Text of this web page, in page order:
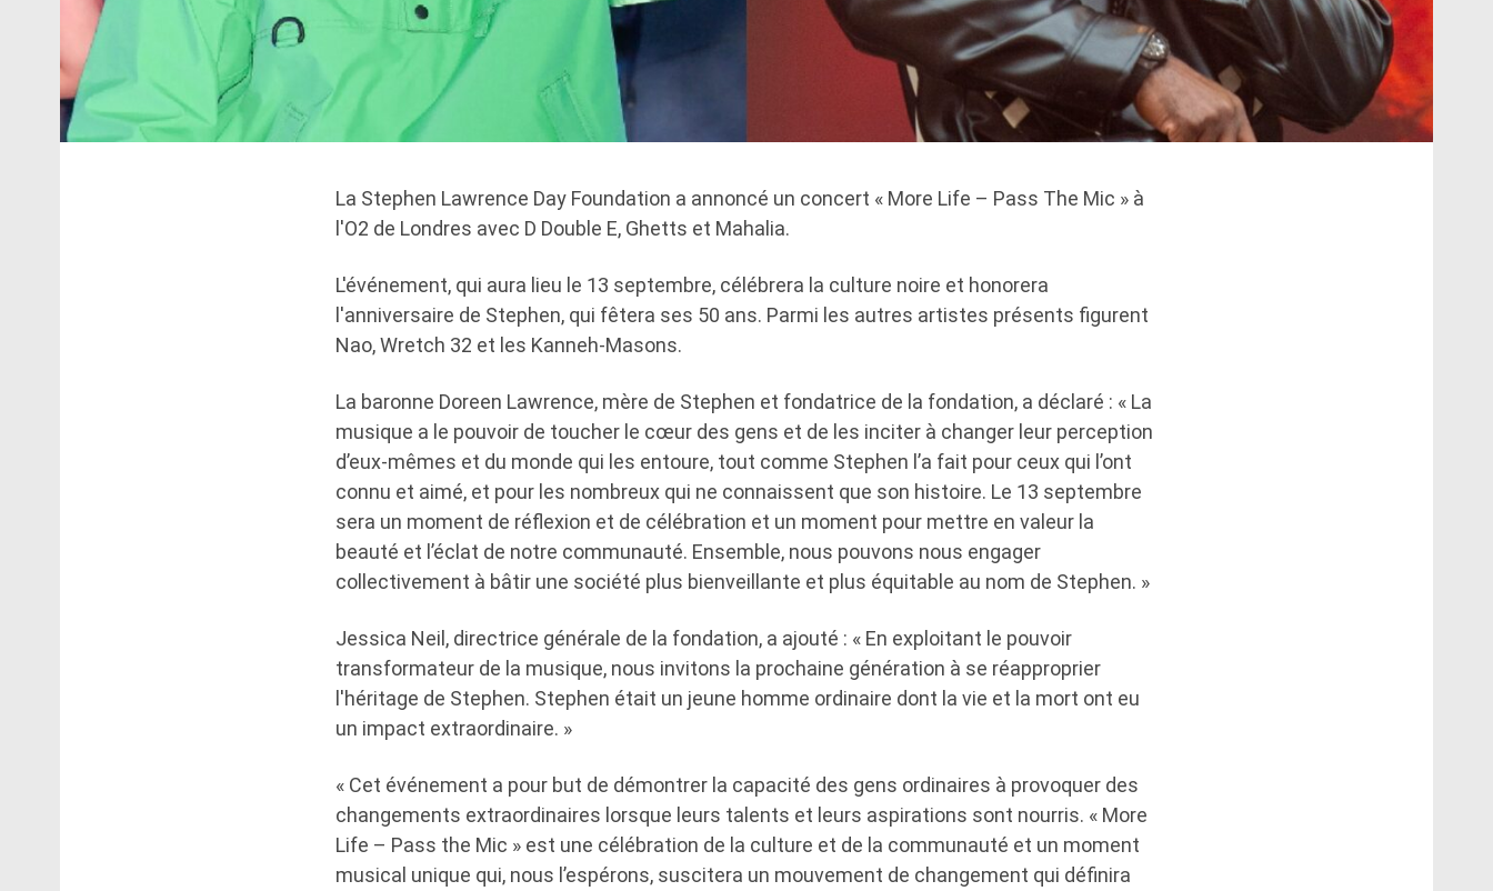
La Stephen Lawrence Day Foundation a annoncé un concert « More Life – Pass The Mic » à
l'O2 de Londres avec D Double E, Ghetts et Mahalia.
L'événement, qui aura lieu le 13 septembre, célébrera la culture noire et honorera
l'anniversaire de Stephen, qui fêtera ses 50 ans. Parmi les autres artistes présents figurent
Nao, Wretch 32 et les Kanneh-Masons.
La baronne Doreen Lawrence, mère de Stephen et fondatrice de la fondation, a déclaré : « La
musique a le pouvoir de toucher le cœur des gens et de les inciter à changer leur perception
d’eux-mêmes et du monde qui les entoure, tout comme Stephen l’a fait pour ceux qui l’ont
connu et aimé, et pour les nombreux qui ne connaissent que son histoire. Le 13 septembre
sera un moment de réflexion et de célébration et un moment pour mettre en valeur la
beauté et l’éclat de notre communauté. Ensemble, nous pouvons nous engager
collectivement à bâtir une société plus bienveillante et plus équitable au nom de Stephen. »
Jessica Neil, directrice générale de la fondation, a ajouté : « En exploitant le pouvoir
transformateur de la musique, nous invitons la prochaine génération à se réapproprier
l'héritage de Stephen. Stephen était un jeune homme ordinaire dont la vie et la mort ont eu
un impact extraordinaire. »
« Cet événement a pour but de démontrer la capacité des gens ordinaires à provoquer des
changements extraordinaires lorsque leurs talents et leurs aspirations sont nourris. « More
Life – Pass the Mic » est une célébration de la culture et de la communauté et un moment
musical unique qui, nous l’espérons, suscitera un mouvement de changement qui définira